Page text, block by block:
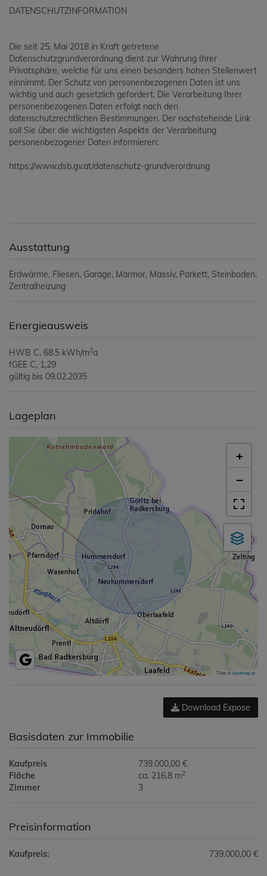
DATENSCHUTZINFORMATION
Die seit 25. Mai 2018 in Kraft getretene
Datenschutzgrundverordnung dient zur Wahrung Ihrer
Privatsphäre, welche für uns einen besonders hohen Stellenwert
einnimmt. Der Schutz von personenbezogenen Daten ist uns
wichtig und auch gesetzlich gefordert. Die Verarbeitung Ihrer
personenbezogenen Daten erfolgt nach den
datenschutzrechtlichen Bestimmungen. Der nachstehende Link
soll Sie über die wichtigsten Aspekte der Verarbeitung
personenbezogener Daten informieren:
https://www.dsb.gv.at/datenschutz-grundverordnung
Ausstattung
Erdwärme Fliesen Garage Marmor Massiv Parkett Steinboden
Zentralheizung
Energieausweis
HWB C, 68.5 kWh/m2a
fGEE C, 1,29
gültig bis 09.02.2035
Lageplan
+
−
Tiles ©basemap.at
Download Expose
Basisdaten zur Immobilie
Kaufpreis
739.000,00 €
Fläche
ca. 216,8 m2
Zimmer 3
Preisinformation
Kaufpreis: 739.000,00 €